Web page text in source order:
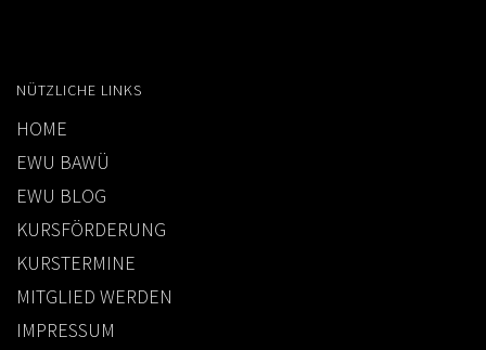
NÜTZLICHE LINKS
HOME
EWU BAWÜ
EWU BLOG
KURSFÖRDERUNG
KURSTERMINE
MITGLIED WERDEN
IMPRESSUM